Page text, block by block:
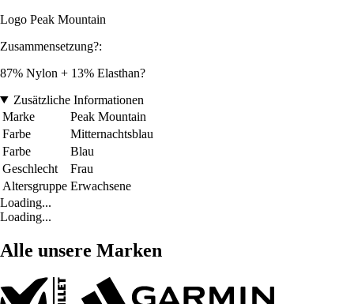
Logo Peak Mountain
Zusammensetzung?:
87% Nylon + 13% Elasthan?
Zusätzliche Informationen
Marke
Peak Mountain
Farbe
Mitternachtsblau
Farbe
Blau
Geschlecht
Frau
Altersgruppe Erwachsene
Loading...
Loading...
Alle unsere Marken